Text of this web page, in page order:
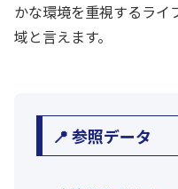
かな環境を重視するライ
域と言えます。
📍 参照データ